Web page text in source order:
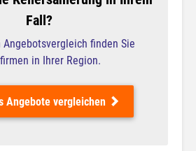
Fall?
Angebotsvergleich finden Sie
in Ihrer Region.
Angebote vergleichen